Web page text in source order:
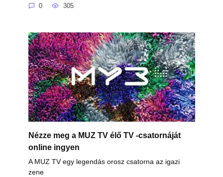
0 305
Nézze meg a MUZ TV élő TV -csatornáját
online ingyen
A MUZ TV egy legendás orosz csatorna az igazi
zene